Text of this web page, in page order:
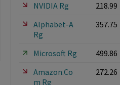
NVIDIA Rg
218.99
Alphabet-A
Rg
357.75
Microsoft Rg 499.86
Amazon.Co
m Rg
272.26